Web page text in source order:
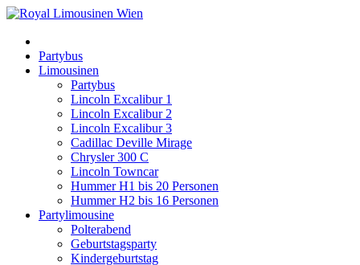
Partybus
Limousinen
Partybus
Lincoln Excalibur 1
Lincoln Excalibur 2
Lincoln Excalibur 3
Cadillac Deville Mirage
Chrysler 300 C
Lincoln Towncar
Hummer H1 bis 20 Personen
Hummer H2 bis 16 Personen
Partylimousine
Polterabend
Geburtstagsparty
Kindergeburtstag